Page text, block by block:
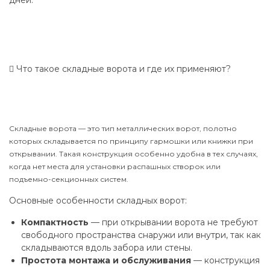
Что такое складные ворота и где их применяют?
Складные ворота — это тип металлических ворот, полотно
которых складывается по принципу гармошки или книжки при
открывании. Такая конструкция особенно удобна в тех случаях,
когда нет места для установки распашных створок или
подъемно-секционных систем.
Основные особенности складных ворот:
Компактность — при открывании ворота не требуют
свободного пространства снаружи или внутри, так как
складываются вдоль забора или стены.
Простота монтажа и обслуживания — конструкция